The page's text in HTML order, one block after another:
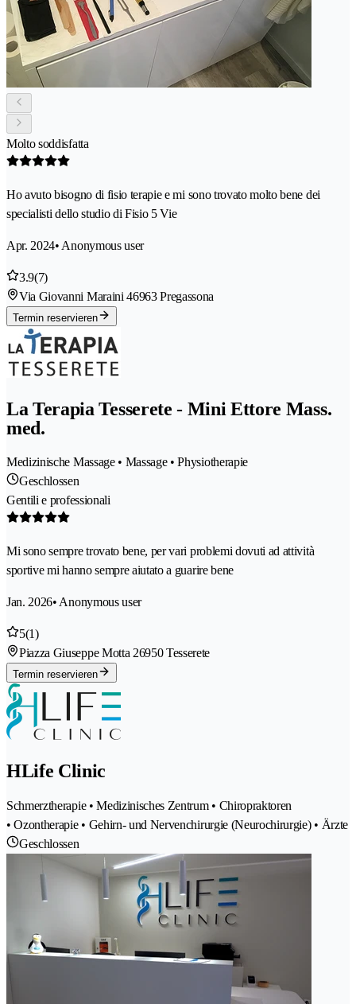
Molto soddisfatta
Ho avuto bisogno di fisio terapie e mi sono trovato molto bene dei
specialisti dello studio di Fisio 5 Vie
Apr. 2024• Anonymous user
3.9(7)
Via Giovanni Maraini 46963 Pregassona
Termin reservieren
La Terapia Tesserete - Mini Ettore Mass.
med.
Medizinische Massage • Massage • Physiotherapie
Geschlossen
Gentili e professionali
Mi sono sempre trovato bene, per vari problemi dovuti ad attività
sportive mi hanno sempre aiutato a guarire bene
Jan. 2026• Anonymous user
5(1)
Piazza Giuseppe Motta 26950 Tesserete
Termin reservieren
HLife Clinic
Schmerztherapie • Medizinisches Zentrum • Chiropraktoren
• Ozontherapie • Gehirn- und Nervenchirurgie (Neurochirurgie) • Ärzte
Geschlossen